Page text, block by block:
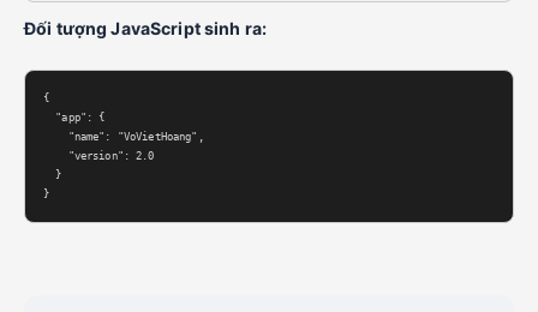
Đối tượng JavaScript sinh ra:
{
  "app": {
    "name": "VoVietHoang",
    "version": 2.0
  }
}